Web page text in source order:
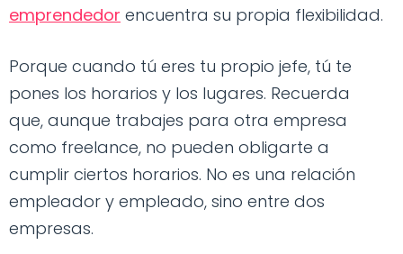
emprendedor encuentra su propia flexibilidad.
Porque cuando tú eres tu propio jefe, tú te
pones los horarios y los lugares. Recuerda
que, aunque trabajes para otra empresa
como freelance, no pueden obligarte a
cumplir ciertos horarios. No es una relación
empleador y empleado, sino entre dos
empresas.